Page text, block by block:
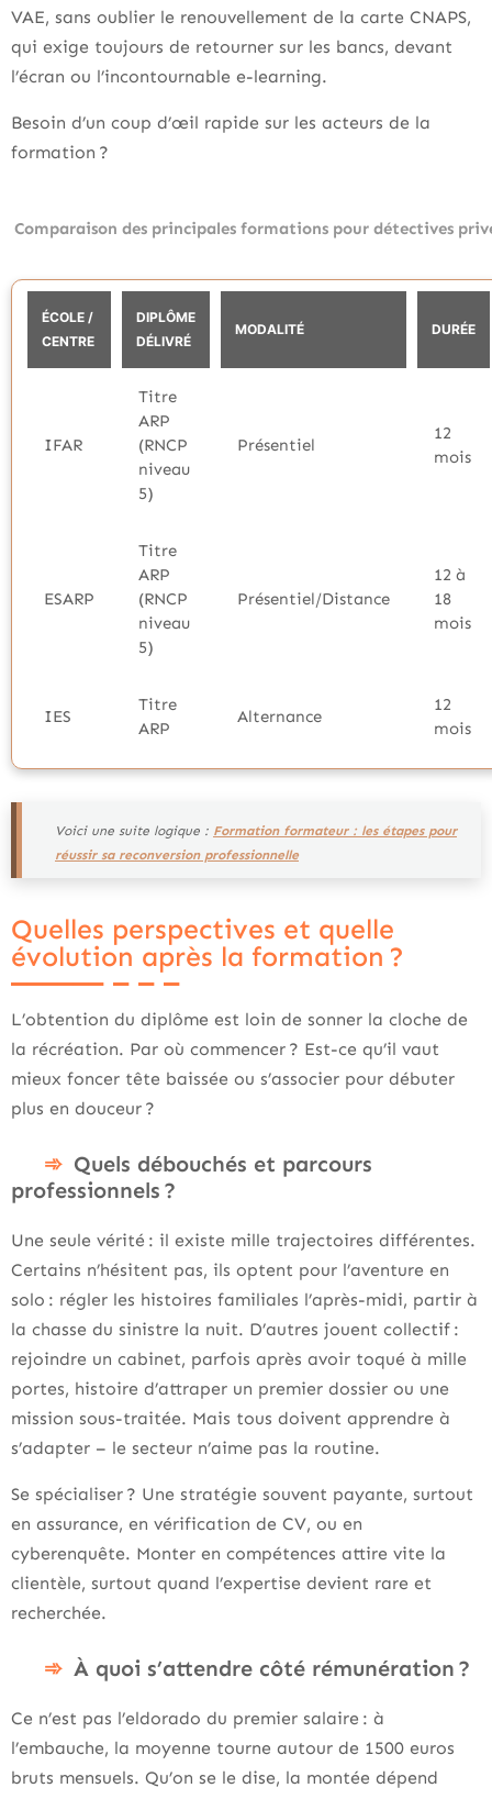
VAE, sans oublier le renouvellement de la carte CNAPS,
qui exige toujours de retourner sur les bancs, devant
l’écran ou l’incontournable e-learning.
Besoin d’un coup d’œil rapide sur les acteurs de la
formation ?
Comparaison des principales formations pour détectives
ÉCOLE /
CENTRE
DIPLÔME
DÉLIVRÉ
MODALITÉ DURÉE
IFAR
Titre
ARP
(RNCP
niveau
5)
Présentiel
12
mois
ESARP
Titre
ARP
(RNCP
niveau
5)
Présentiel/Distance
12 à
18
mois
IES
Titre
ARP
Alternance
12
mois
Voici une suite logique : Formation formateur : les étapes pour
réussir sa reconversion professionnelle
Quelles perspectives et quelle
évolution après la formation ?
L’obtention du diplôme est loin de sonner la cloche de
la récréation. Par où commencer ? Est-ce qu’il vaut
mieux foncer tête baissée ou s’associer pour débuter
plus en douceur ?
Quels débouchés et parcours
professionnels ?
Une seule vérité : il existe mille trajectoires différentes.
Certains n’hésitent pas, ils optent pour l’aventure en
solo : régler les histoires familiales l’après-midi, partir à
la chasse du sinistre la nuit. D’autres jouent collectif :
rejoindre un cabinet, parfois après avoir toqué à mille
portes, histoire d’attraper un premier dossier ou une
mission sous-traitée. Mais tous doivent apprendre à
s’adapter – le secteur n’aime pas la routine.
Se spécialiser ? Une stratégie souvent payante, surtout
en assurance, en vérification de CV, ou en
cyberenquête. Monter en compétences attire vite la
clientèle, surtout quand l’expertise devient rare et
recherchée.
À quoi s’attendre côté rémunération ?
Ce n’est pas l’eldorado du premier salaire : à
l’embauche, la moyenne tourne autour de 1500 euros
bruts mensuels. Qu’on se le dise, la montée dépend